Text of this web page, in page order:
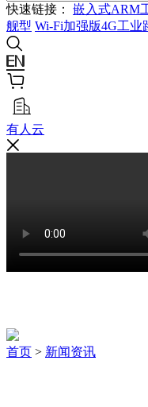
快速链接： 嵌入式ARM
舰型 Wi-Fi加强版4G工业
有人云
首页 > 新闻资讯